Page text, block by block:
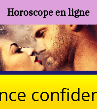
Horoscope en ligne